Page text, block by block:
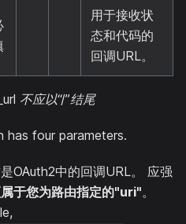
用于接收状
态和代码的
回调URL。
不应以“/”结尾
has four parameters.
OAuth2中的回调URL。 应强
于您为路由指定的"uri"。